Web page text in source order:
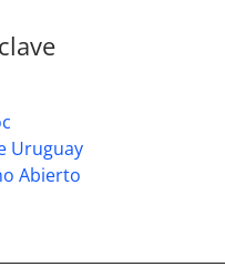
Uruguay
Abierto